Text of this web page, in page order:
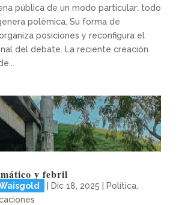
pública de un modo particular: todo
polémica. Su forma de
posiciones y reconfigura el
del debate. La reciente creación
y febril
Dic 18, 2025 Política,